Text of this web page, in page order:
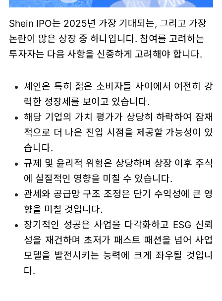
Shein IPO는 2025년 가장 기대되는, 그리고 가장
논란이 많은 상장 중 하나입니다. 참여를 고려하는
투자자는 다음 사항을 신중하게 고려해야 합니다.
셰인은 특히 젊은 소비자들 사이에서 여전히 강
력한 성장세를 보이고 있습니다.
해당 기업의 가치 평가가 상당히 하락하여 잠재
적으로 더 나은 진입 시점을 제공할 가능성이 있
습니다.
규제 및 윤리적 위험은 상당하며 상장 이후 주식
에 실질적인 영향을 미칠 수 있습니다.
관세와 공급망 구조 조정은 단기 수익성에 큰 영
향을 미칠 것입니다.
장기적인 성공은 사업을 다각화하고 ESG 신뢰
성을 재건하며 초저가 패스트 패션을 넘어 사업
모델을 발전시키는 능력에 크게 좌우될 것입니
다.